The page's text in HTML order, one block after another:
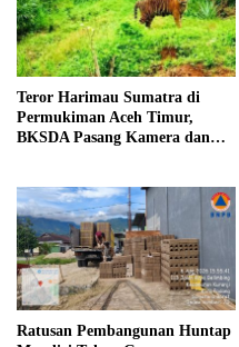
Teror Harimau Sumatra di
Permukiman Aceh Timur,
BKSDA Pasang Kamera dan
Ratusan Pembangunan Huntap